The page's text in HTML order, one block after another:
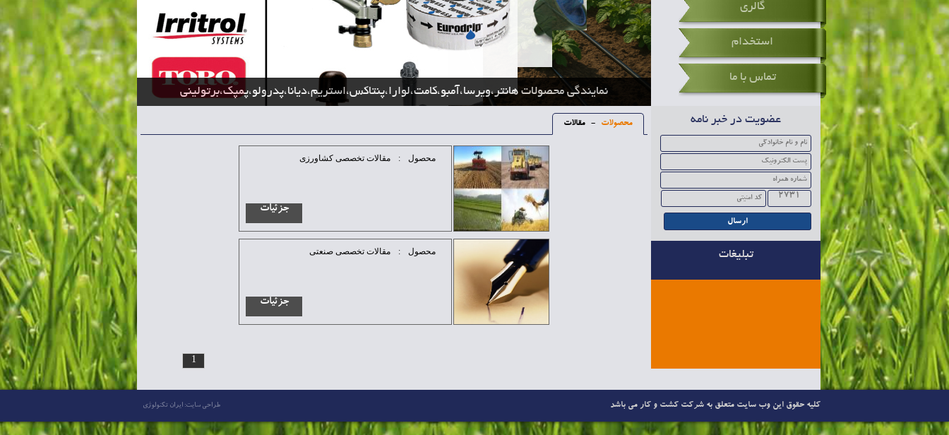
گالری
استخدام
تماس با ما
نمایندگی محصولات هانتر،ویرسا،آمبو،کامت،لوارا،پنتاکس،استریم،دیانا،پدرولو،پمپک،برتولینی
عضویت در خبر نامه
2731
تبلیغات
محصولات - مقالات
محصول : مقالات تخصصی کشاورزی
جزئیات
محصول : مقالات تخصصی صنعتی
جزئیات
1
کلیه حقوق این وب سایت متعلق به شرکت کشت و کار می باشد طراحی سایت: ایران تکنولوژی